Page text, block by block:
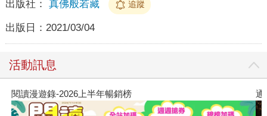
出版社： 真佛般若藏 追蹤
出版日： 2021/03/04
活動訊息
閱讀漫遊錄-2026上半年暢銷榜 通